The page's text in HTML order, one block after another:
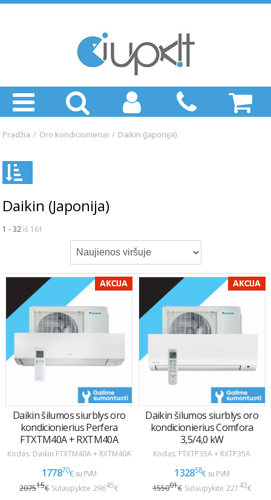
Pradžia / Oro kondicionieriai / Daikin (Japonija)
Daikin (Japonija)
1 - 32 iš 161